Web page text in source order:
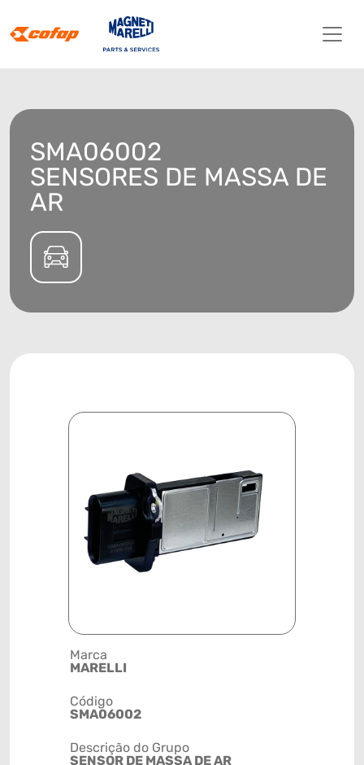
SMA06002
SENSORES DE MASSA DE
AR
Marca
MARELLI
Código
SMA06002
Descrição do Grupo
SENSOR DE MASSA DE AR